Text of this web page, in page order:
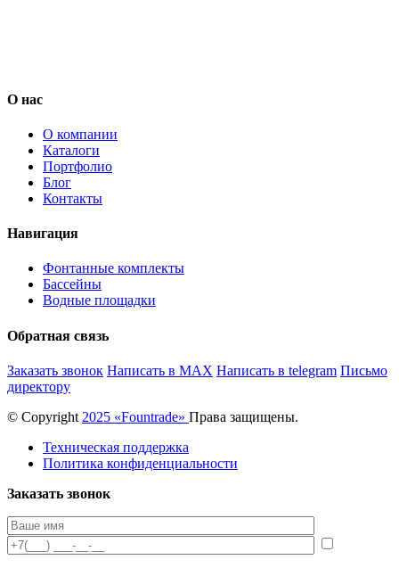
О нас
О компании
Каталоги
Портфолио
Блог
Контакты
Навигация
Фонтанные комплекты
Бассейны
Водные площадки
Обратная связь
Заказать звонок Написать в MAX Написать в telegram Письмо
директору
© Copyright 2025 «Fоuntrade» Права защищены.
Техническая поддержка
Политика конфиденциальности
Заказать звонок